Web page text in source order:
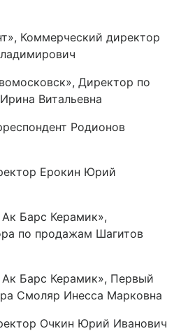
Коммерческий директор
Директор по
Витальевна
Родионов
Ерокин Юрий
Барс Керамик»,
по продажам Шагитов
Барс Керамик», Первый
Смоляр Инесса Марковна
Очкин Юрий Иванович